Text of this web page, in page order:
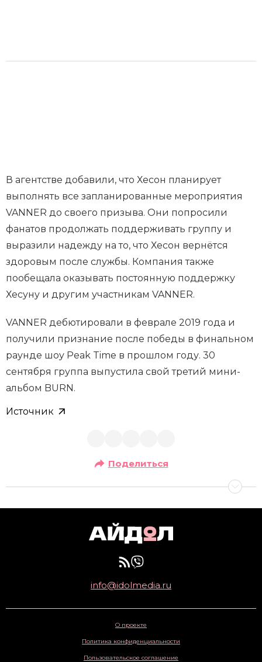
В агентстве добавили, что Хесон планирует
выполнять все запланированные мероприятия
VANNER до своего призыва. Они попросили
фанатов продолжать поддерживать группу и
выразили надежду на то, что Хесон вернётся
здоровым после службы. Компания также
пообещала оказывать постоянную поддержку
Хесуну и другим участникам VANNER.
VANNER дебютировали в феврале 2019 года и
получили признание после победы в финальном
раунде шоу Peak Time в прошлом году. 30
сентября группа выпустила свой третий мини-
альбом BURN.
Источник
Поделиться
info@idolmedia.ru
О проекте
Политика конфиденциальности
Пользовательское соглашение